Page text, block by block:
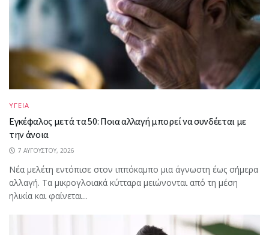
ΥΓΕΙΑ
Εγκέφαλος μετά τα 50: Ποια αλλαγή μπορεί να συνδέεται με
την άνοια
7 ΑΥΓΟΎΣΤΟΥ, 2026
Νέα μελέτη εντόπισε στον ιππόκαμπο μια άγνωστη έως σήμερα
αλλαγή. Τα μικρογλοιακά κύτταρα μειώνονται από τη μέση
ηλικία και φαίνεται...